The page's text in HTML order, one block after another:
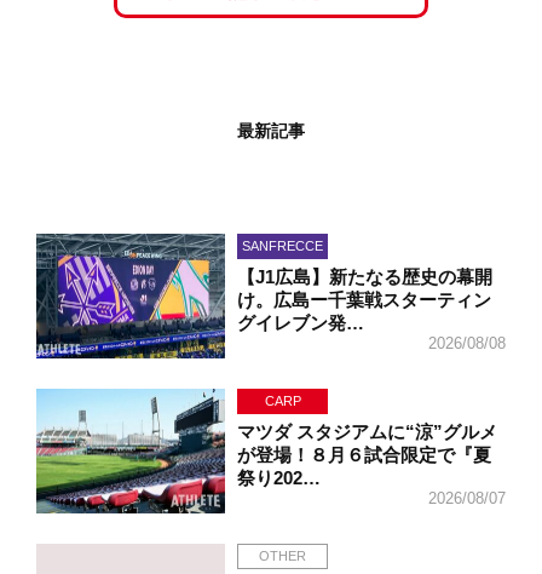
最新記事
SANFRECCE
【J1広島】新たなる歴史の幕開
け。広島ー千葉戦スターティン
グイレブン発…
2026/08/08
CARP
マツダ スタジアムに“涼”グルメ
が登場！８月６試合限定で『夏
祭り202…
2026/08/07
OTHER